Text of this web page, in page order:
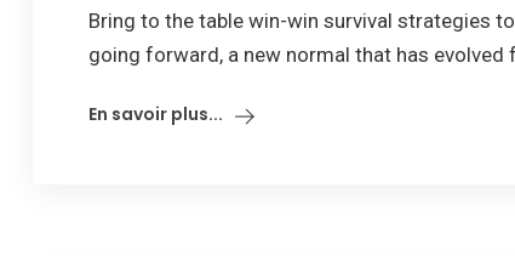
Bring to the table win-win survival strategies
going forward, a new normal that has evolved
En savoir plus...